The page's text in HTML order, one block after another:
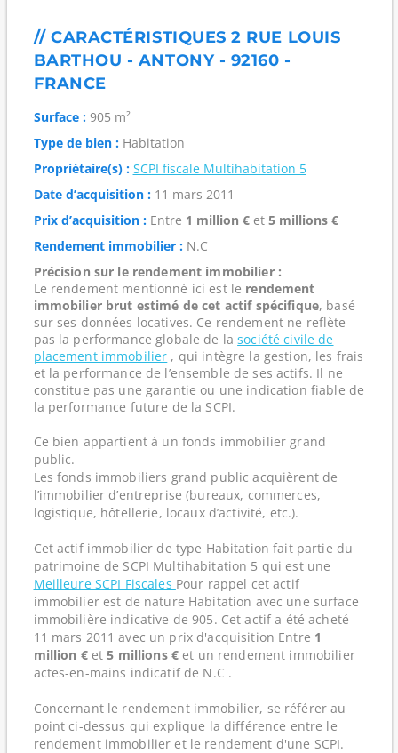
// CARACTÉRISTIQUES 2 RUE LOUIS
BARTHOU - ANTONY - 92160 -
FRANCE
Surface :905 m²
Type de bien :Habitation
Propriétaire(s) : SCPI fiscale Multihabitation 5
Date d’acquisition :11 mars 2011
Prix d’acquisition :Entre 1 million €et 5 millions €
Rendement immobilier :N.C
Précision sur le rendement immobilier :
Le rendement mentionné ici est le rendement
immobilier brut estimé de cet actif spécifique, basé
sur ses données locatives. Ce rendement ne reflète
pas la performance globale de lasociété civile de
placement immobilier , qui intègre la gestion, les frais
et la performance de l’ensemble de ses actifs. Il ne
constitue pas une garantie ou une indication fiable de
la performance future de la SCPI.
Ce bien appartient à un fonds immobilier grand
public.
Les fonds immobiliers grand public acquièrent de
l’immobilier d’entreprise (bureaux, commerces,
logistique, hôtellerie, locaux d’activité, etc.).
Cet actif immobilier de type Habitation fait partie du
patrimoine de SCPI Multihabitation 5 qui est une
Meilleure SCPI Fiscales Pour rappel cet actif
immobilier est de nature Habitation avec une surface
immobilière indicative de 905. Cet actif a été acheté
11 mars 2011 avec un prix d'acquisition Entre 1
million €et5 millions € et un rendement immobilier
actes-en-mains indicatif de N.C .
Concernant le rendement immobilier, se référer au
point ci-dessus qui explique la différence entre le
rendement immobilier et le rendement d'une SCPI.